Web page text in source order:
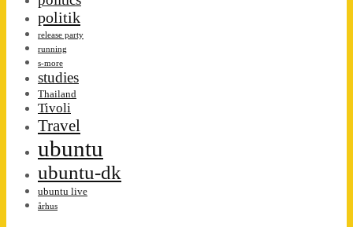
politik
release party
running
s-more
studies
Thailand
Tivoli
Travel
ubuntu
ubuntu-dk
ubuntu live
århus